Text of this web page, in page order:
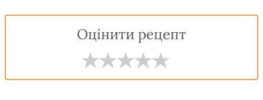
Оцінити рецепт